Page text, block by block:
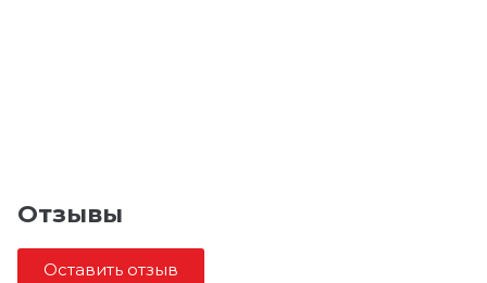
Отзывы
Оставить отзыв